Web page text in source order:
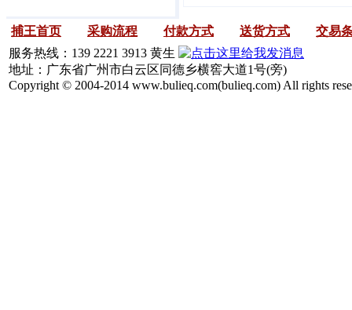
捕王首页 采购流程 付款方式 送货方式
交易
服务热线：139 2221 3913 黄生
地址：广东省广州市白云区同德乡横窖大道1号(旁)
Copyright © 2004-2014 www.bulieq.com(bulieq.com) All rights